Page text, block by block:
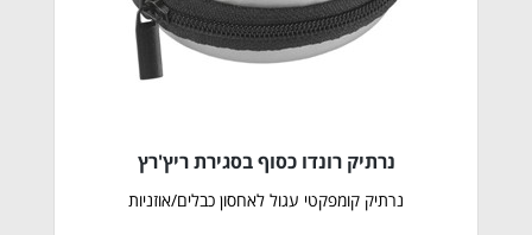
נרתיק רונדו כסוף בסגירת ריץ'רץ
נרתיק קומפקטי עגול לאחסון כבלים/אוזניות